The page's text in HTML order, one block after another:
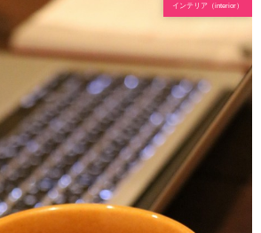
インテリア（interior）